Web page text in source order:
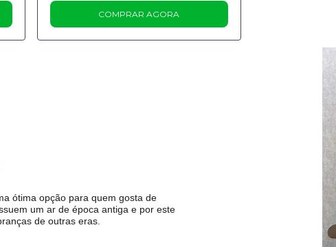
COMPRAR AGORA
ótima opção para quem gosta de
um ar de época antiga e por este
de outras eras.